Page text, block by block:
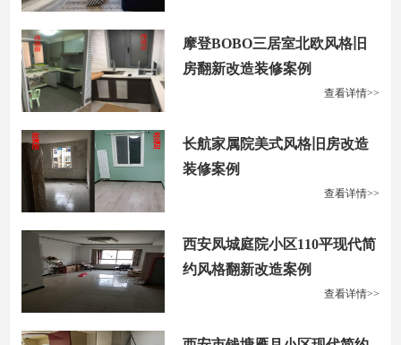
摩登BOBO三居室北欧风格旧
房翻新改造装修案例
查看详情>>
长航家属院美式风格旧房改造
装修案例
查看详情>>
西安凤城庭院小区110平现代简
约风格翻新改造案例
查看详情>>